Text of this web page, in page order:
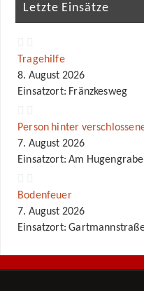
Letzte Einsätze
Tragehilfe
8. August 2026
Einsatzort: Fränzkesweg
Person hinter
7. August 2026
Einsatzort: Am
Bodenfeuer
7. August 2026
Einsatzort: